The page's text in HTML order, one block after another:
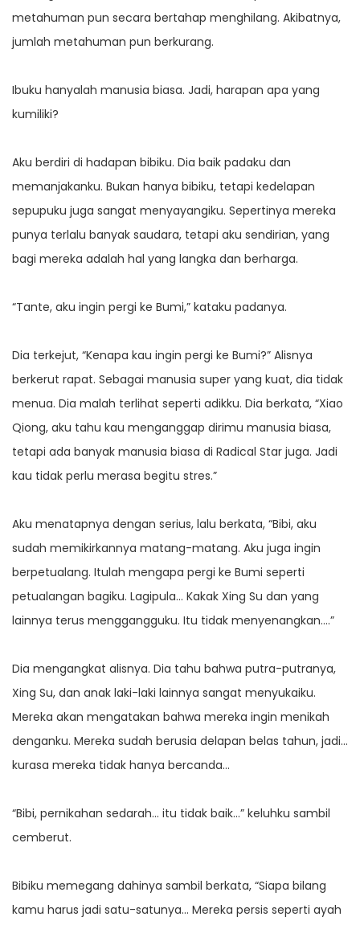
metahuman pun secara bertahap menghilang. Akibatnya,
jumlah metahuman pun berkurang.
Ibuku hanyalah manusia biasa. Jadi, harapan apa yang
kumiliki?
Aku berdiri di hadapan bibiku. Dia baik padaku dan
memanjakanku. Bukan hanya bibiku, tetapi kedelapan
sepupuku juga sangat menyayangiku. Sepertinya mereka
punya terlalu banyak saudara, tetapi aku sendirian, yang
bagi mereka adalah hal yang langka dan berharga.
“Tante, aku ingin pergi ke Bumi,” kataku padanya.
Dia terkejut, “Kenapa kau ingin pergi ke Bumi?” Alisnya
berkerut rapat. Sebagai manusia super yang kuat, dia tidak
menua. Dia malah terlihat seperti adikku. Dia berkata, “Xiao
Qiong, aku tahu kau menganggap dirimu manusia biasa,
tetapi ada banyak manusia biasa di Radical Star juga. Jadi
kau tidak perlu merasa begitu stres.”
Aku menatapnya dengan serius, lalu berkata, “Bibi, aku
sudah memikirkannya matang-matang. Aku juga ingin
berpetualang. Itulah mengapa pergi ke Bumi seperti
petualangan bagiku. Lagipula… Kakak Xing Su dan yang
lainnya terus menggangguku. Itu tidak menyenangkan….”
Dia mengangkat alisnya. Dia tahu bahwa putra-putranya,
Xing Su, dan anak laki-laki lainnya sangat menyukaiku.
Mereka akan mengatakan bahwa mereka ingin menikah
denganku. Mereka sudah berusia delapan belas tahun, jadi…
kurasa mereka tidak hanya bercanda…
“Bibi, pernikahan sedarah… itu tidak baik…” keluhku sambil
cemberut.
Bibiku memegang dahinya sambil berkata, “Siapa bilang
kamu harus jadi satu-satunya… Mereka persis seperti ayah